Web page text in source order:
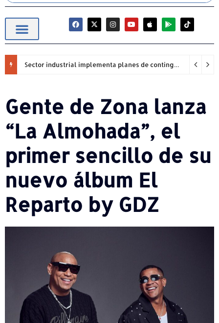
Sector industrial implementa planes de contingencia ante racionamiento de agua y hace un llamado a la eficiencia infraestructural
Gente de Zona lanza
“La Almohada”, el
primer sencillo de su
nuevo álbum El
Reparto by GDZ